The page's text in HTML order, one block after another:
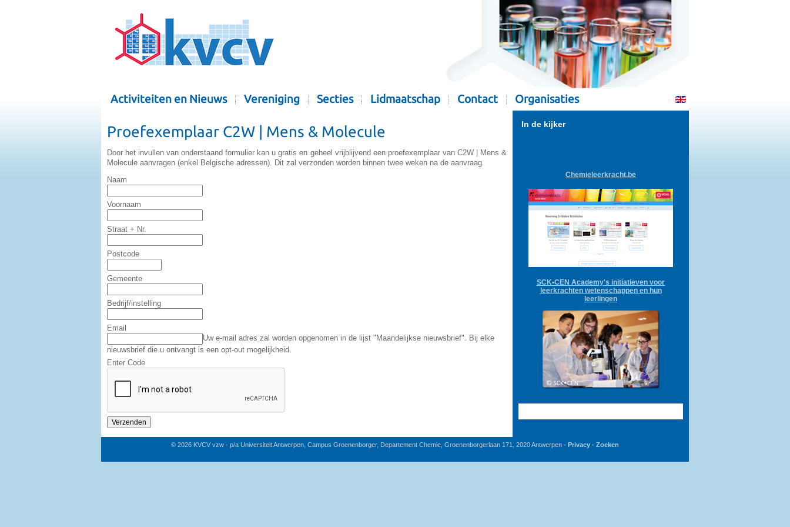
Activiteiten en Nieuws Vereniging Secties Lidmaatschap Contact Organisaties
Proefexemplaar C2W | Mens & Molecule
Door het invullen van onderstaand formulier kan u gratis en geheel vrijblijvend een proefexemplaar van C2W | Mens &
Molecule aanvragen (enkel Belgische adressen). Dit zal verzonden worden binnen twee weken na de aanvraag.
Naam
Voornaam
Straat + Nr.
Postcode
Gemeente
Bedrijf/instelling
Email
Uw e-mail adres zal worden opgenomen in de lijst "Maandelijkse nieuwsbrief". Bij elke
nieuwsbrief die u ontvangt is een opt-out mogelijkheid.
Enter Code
In de kijker
Chemieleerkracht.be
SCK•CEN Academy's initiatieven voor
leerkrachten wetenschappen en hun
leerlingen
© 2026 KVCV vzw - p/a Universiteit Antwerpen, Campus Groenenborger, Departement Chemie, Groenenborgerlaan 171, 2020 Antwerpen - Privacy - Zoeken